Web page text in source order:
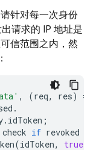
针对每一次身份
请求的 IP 地址是
信范围之内，然
, (req, res) =
.
. idToken ;
check if revoked
(idToken, true